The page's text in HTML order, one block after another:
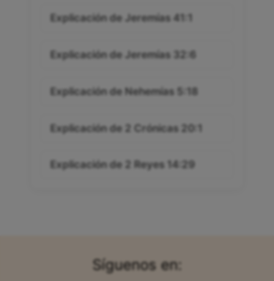
Explicación de Jeremías 41:1
Explicación de Jeremías 32:6
Explicación de Nehemías 5:18
Explicación de 2 Crónicas 20:1
Explicación de 2 Reyes 14:29
Síguenos en: